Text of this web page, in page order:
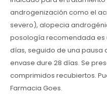
androgenización como el
severo), alopecia
posología recomendada es
días, seguido de una pausa
envase dure 28 días. Se
comprimidos recubiertos.
Farmacia Goes.